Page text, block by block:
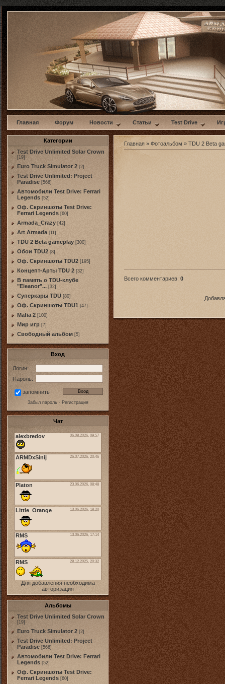
w
Главная Форум Новости Статьи Test Drive
Категории
Test Drive Unlimited Solar Crown
[19]
Euro Truck Simulator 2 [2]
Test Drive Unlimited: Project
Paradise [566]
Автомобили Test Drive: Ferrari
Legends [52]
Оф. Скриншоты Test Drive:
Ferrari Legends [60]
Armada_Crazy [42]
Art Armada [11]
TDU 2 Beta gameplay [300]
Обои TDU2 [8]
Оф. Скриншоты TDU2 [195]
Концепт-Арты TDU 2 [32]
В память о TDU-клубе
"Eleanor"... [32]
Суперкары TDU [80]
Оф. Скриншоты TDU1 [47]
Mafia 2 [100]
Мир игр [7]
Свободный альбом [5]
Вход
Логин:
Пароль:
запомнить
Забыл пароль· Регистрация
Чат
Для добавления необходима
авторизация
Альбомы
Test Drive Unlimited Solar Crown
[19]
Euro Truck Simulator 2 [2]
Test Drive Unlimited: Project
Paradise [566]
Автомобили Test Drive: Ferrari
Legends [52]
Оф. Скриншоты Test Drive:
Ferrari Legends [60]
Главная » Фотоальбом » TDU 2 Beta
Всего комментариев: 0